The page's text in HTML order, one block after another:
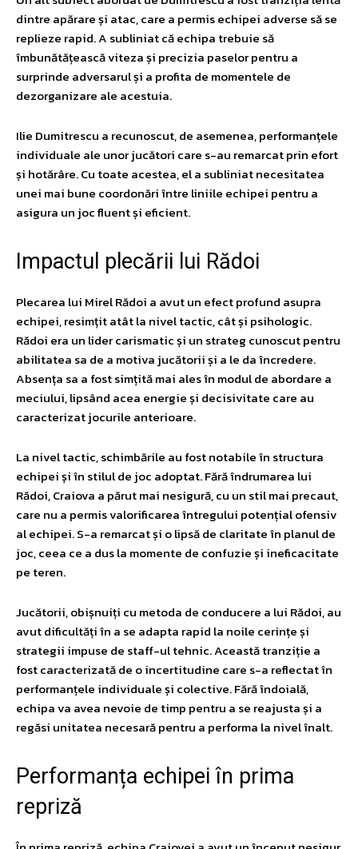
dintre apărare și atac, care a permis echipei adverse să se
replieze rapid. A subliniat că echipa trebuie să
îmbunătățească viteza și precizia paselor pentru a
surprinde adversarul și a profita de momentele de
dezorganizare ale acestuia.
Ilie Dumitrescu a recunoscut, de asemenea, performanțele
individuale ale unor jucători care s-au remarcat prin efort
și hotărâre. Cu toate acestea, el a subliniat necesitatea
unei mai bune coordonări între liniile echipei pentru a
asigura un joc fluent și eficient.
Impactul plecării lui Rădoi
Plecarea lui Mirel Rădoi a avut un efect profund asupra
echipei, resimțit atât la nivel tactic, cât și psihologic.
Rădoi era un lider carismatic și un strateg cunoscut pentru
abilitatea sa de a motiva jucătorii și a le da încredere.
Absența sa a fost simțită mai ales în modul de abordare a
meciului, lipsând acea energie și decisivitate care au
caracterizat jocurile anterioare.
La nivel tactic, schimbările au fost notabile în structura
echipei și în stilul de joc adoptat. Fără îndrumarea lui
Rădoi, Craiova a părut mai nesigură, cu un stil mai precaut,
care nu a permis valorificarea întregului potențial ofensiv
al echipei. S-a remarcat și o lipsă de claritate în planul de
joc, ceea ce a dus la momente de confuzie și ineficacitate
pe teren.
Jucătorii, obișnuiți cu metoda de conducere a lui Rădoi, au
avut dificultăți în a se adapta rapid la noile cerințe și
strategii impuse de staff-ul tehnic. Această tranziție a
fost caracterizată de o incertitudine care s-a reflectat în
performanțele individuale și colective. Fără îndoială,
echipa va avea nevoie de timp pentru a se reajusta și a
regăsi unitatea necesară pentru a performa la nivel înalt.
Performanța echipei în prima
repriză